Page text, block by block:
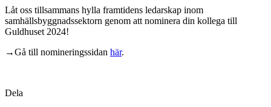
Låt oss tillsammans hylla framtidens ledarskap inom
samhällsbyggnadssektorn genom att nominera din kollega till
Guldhuset 2024!
→Gå till nomineringssidan här.
Dela